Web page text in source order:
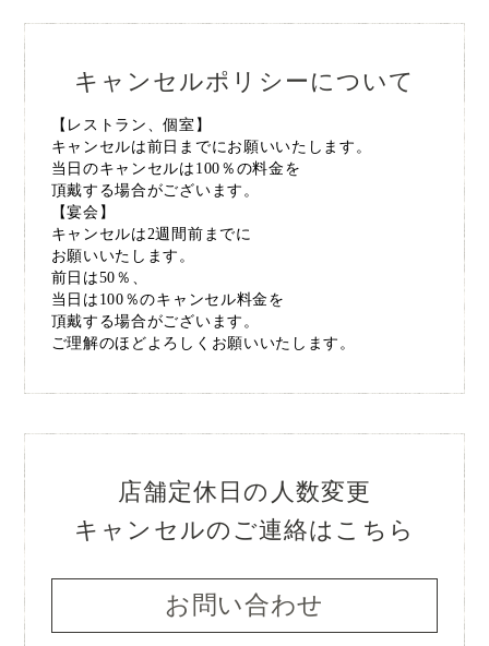
キャンセルポリシーについて
【レストラン、個室】
キャンセルは前日までにお願いいたします。
当日のキャンセルは100％の料金を
頂戴する場合がございます。
【宴会】
キャンセルは2週間前までに
お願いいたします。
前日は50％、
当日は100％のキャンセル料金を
頂戴する場合がございます。
ご理解のほどよろしくお願いいたします。
店舗定休日の人数変更
キャンセルのご連絡はこちら
お問い合わせ